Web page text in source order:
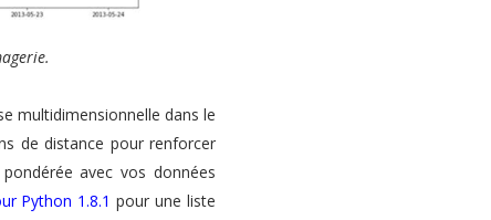
multidimensionnelle dans le
de distance pour renforcer
avec vos données
Python 1.8.1 pour une liste